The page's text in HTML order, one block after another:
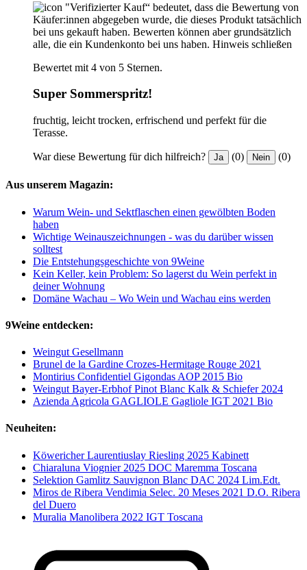
"Verifizierter Kauf“ bedeutet, dass die Bewertung von
Käufer:innen abgegeben wurde, die dieses Produkt tatsächlich
bei uns gekauft haben. Bewerten können aber grundsätzlich
alle, die ein Kundenkonto bei uns haben. Hinweis schließen
Bewertet mit 4 von 5 Sternen.
Super Sommerspritz!
fruchtig, leicht trocken, erfrischend und perfekt für die
Terasse.
War diese Bewertung für dich hilfreich? Ja (0) Nein (0)
Aus unserem Magazin:
Warum Wein- und Sektflaschen einen gewölbten Boden
haben
Wichtige Weinauszeichnungen - was du darüber wissen
solltest
Die Entstehungsgeschichte von 9Weine
Kein Keller, kein Problem: So lagerst du Wein perfekt in
deiner Wohnung
Domäne Wachau – Wo Wein und Wachau eins werden
9Weine entdecken:
Weingut Gesellmann
Brunel de la Gardine Crozes-Hermitage Rouge 2021
Montirius Confidentiel Gigondas AOP 2015 Bio
Weingut Bayer-Erbhof Pinot Blanc Kalk & Schiefer 2024
Azienda Agricola GAGLIOLE Gagliole IGT 2021 Bio
Neuheiten:
Köwericher Laurentiuslay Riesling 2025 Kabinett
Chiaraluna Viognier 2025 DOC Maremma Toscana
Selektion Gamlitz Sauvignon Blanc DAC 2024 Lim.Edt.
Miros de Ribera Vendimia Selec. 20 Meses 2021 D.O. Ribera
del Duero
Muralia Manolibera 2022 IGT Toscana